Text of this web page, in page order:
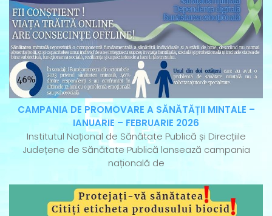
CAMPANIA DE PROMOVARE A SĂNĂTĂȚII MINTALE –
IANUARIE – FEBRUARIE 2026
Institutul Național de Sănătate Publică și Direcțiile
Județene de Sănătate Publică lansează campania
națională de